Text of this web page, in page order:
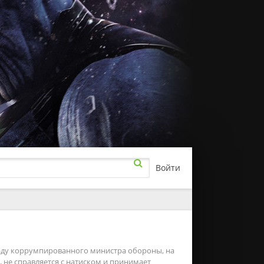
Войти
коррумпированного министра обороны, на
справляется с натиском и принимает